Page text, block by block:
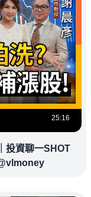
25:16
投資聊一SHOT